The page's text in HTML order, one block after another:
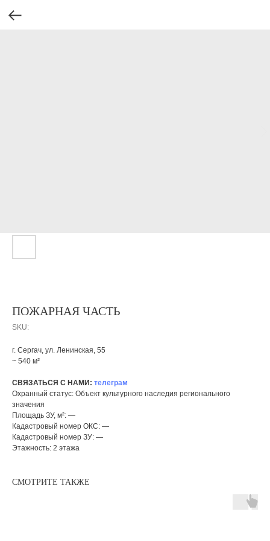
ПОЖАРНАЯ ЧАСТЬ
SKU:
г. Сергач, ул. Ленинская, 55
~ 540 м²
СВЯЗАТЬСЯ С НАМИ: телеграм
Охранный статус: Объект культурного наследия регионального
значения
Площадь ЗУ, м²: —
Кадастровый номер ОКС: —
Кадастровый номер ЗУ: —
Этажность: 2 этажа
СМОТРИТЕ ТАКЖЕ